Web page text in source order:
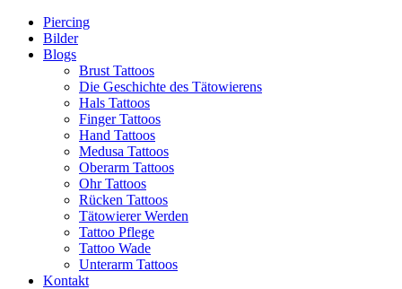
Piercing
Bilder
Blogs
Brust Tattoos
Die Geschichte des Tätowierens
Hals Tattoos
Finger Tattoos
Hand Tattoos
Medusa Tattoos
Oberarm Tattoos
Ohr Tattoos
Rücken Tattoos
Tätowierer Werden
Tattoo Pflege
Tattoo Wade
Unterarm Tattoos
Kontakt